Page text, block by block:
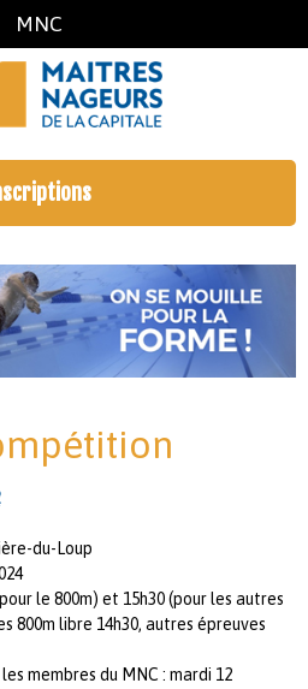
MNC
du-Loup
le 800m) et 15h30 (pour les autres
800m libre 14h30, autres épreuves
membres du MNC : mardi 12